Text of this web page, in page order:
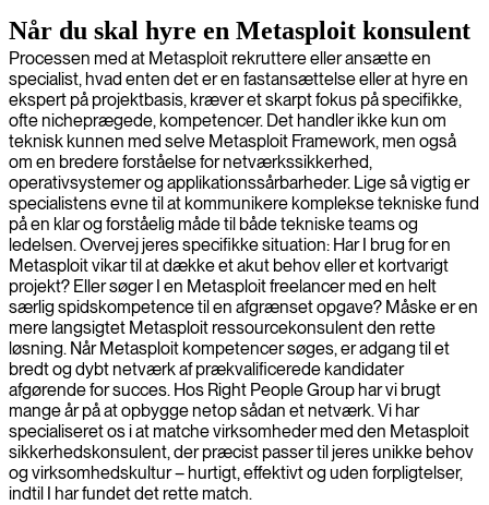
Når du skal hyre en Metasploit konsulent
Processen med at Metasploit rekruttere eller ansætte en
specialist, hvad enten det er en fastansættelse eller at hyre en
ekspert på projektbasis, kræver et skarpt fokus på specifikke,
ofte nicheprægede, kompetencer. Det handler ikke kun om
teknisk kunnen med selve Metasploit Framework, men også
om en bredere forståelse for netværkssikkerhed,
operativsystemer og applikationssårbarheder. Lige så vigtig er
specialistens evne til at kommunikere komplekse tekniske fund
på en klar og forståelig måde til både tekniske teams og
ledelsen. Overvej jeres specifikke situation: Har I brug for en
Metasploit vikar til at dække et akut behov eller et kortvarigt
projekt? Eller søger I en Metasploit freelancer med en helt
særlig spidskompetence til en afgrænset opgave? Måske er en
mere langsigtet Metasploit ressourcekonsulent den rette
løsning. Når Metasploit kompetencer søges, er adgang til et
bredt og dybt netværk af prækvalificerede kandidater
afgørende for succes. Hos Right People Group har vi brugt
mange år på at opbygge netop sådan et netværk. Vi har
specialiseret os i at matche virksomheder med den Metasploit
sikkerhedskonsulent, der præcist passer til jeres unikke behov
og virksomhedskultur – hurtigt, effektivt og uden forpligtelser,
indtil I har fundet det rette match.